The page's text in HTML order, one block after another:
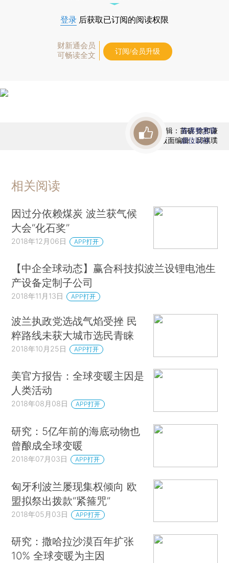
登录 后获取已订阅的阅读权限
财新通会员
可畅读全文
订阅/会员升级
责任编辑：苗硕 徐和谦
版面编辑：邱祺璞
首席赞赏官
虚位以待
相关阅读
因过分依赖煤炭 波兰获气候
大会“化石奖”
2018年12月06日 APP打开
【中企全球动态】赢合科技拟波兰设锂电池生
产设备定制子公司
2018年11月13日 APP打开
波兰执政党选战气焰受挫 民
粹路线未获大城市选民青睐
2018年10月25日 APP打开
美官方报告：全球变暖主因是
人类活动
2018年08月08日 APP打开
研究：5亿年前的海底动物也
曾酿成全球变暖
2018年07月03日 APP打开
匈牙利波兰屡现集权倾向 欧
盟拟祭出拨款“紧箍咒”
2018年05月03日 APP打开
研究：撒哈拉沙漠百年扩张
10% 全球变暖为主因